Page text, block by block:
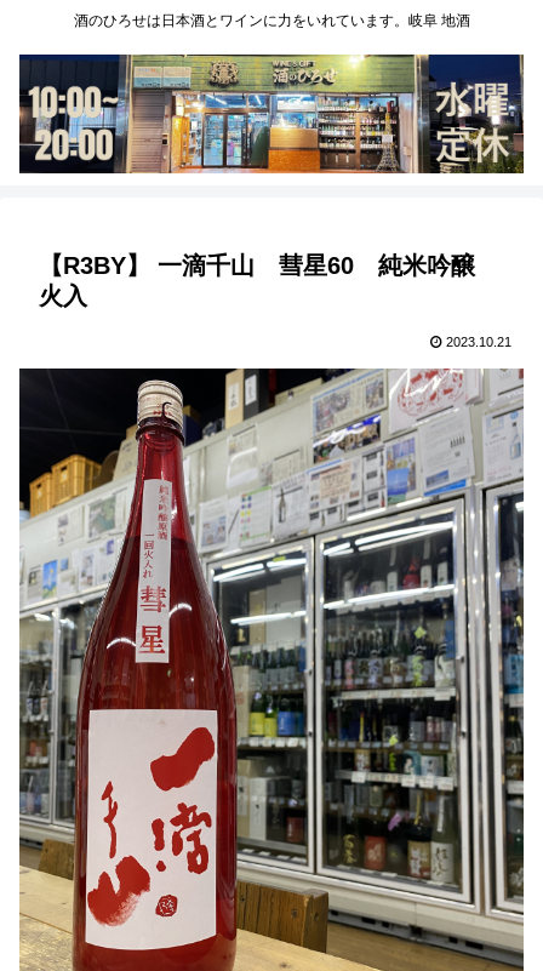
酒のひろせは日本酒とワインに力をいれています。岐阜 地酒
【R3BY】 一滴千山 彗星60 純米吟醸
火入
2023.10.21